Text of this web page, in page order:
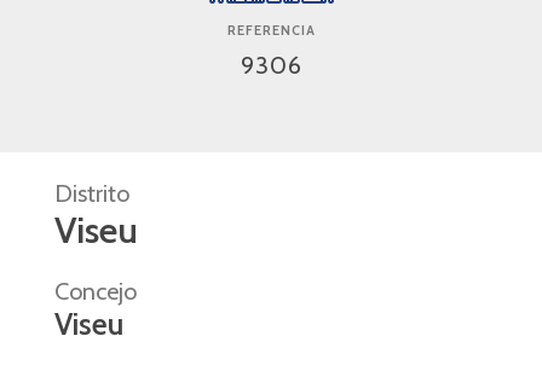
REFERENCIA
9306
Distrito
Viseu
Concejo
Viseu